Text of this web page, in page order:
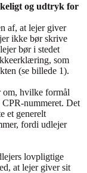
og udtryk for
af, at lejer giver
ikke bør skrive
bør i stedet
som
(se billede 1).
om, hvilke formål
CPR-nummeret. Det
et generelt
fordi udlejer
lovpligtige
at lejer giver sit